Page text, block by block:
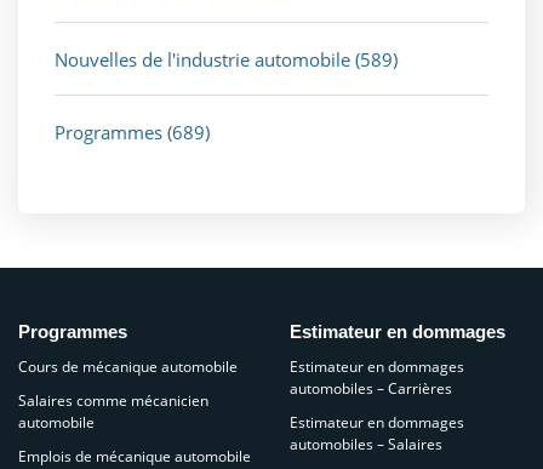
Nouvelles de l'industrie automobile (589)
Programmes (689)
Programmes
Cours de mécanique automobile
Salaires comme mécanicien
automobile
Emplois de mécanique automobile
Estimateur en dommages
Estimateur en dommages
automobiles – Carrières
Estimateur en dommages
automobiles – Salaires